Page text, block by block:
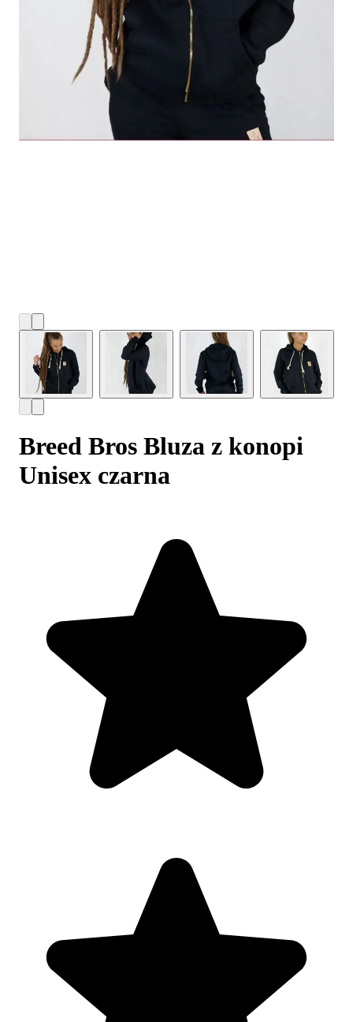
Breed Bros Bluza z konopi
Unisex czarna